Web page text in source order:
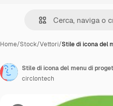
Home/Stock/Vettori/Stile di icona del
Stile di icona del menu di
circlontech